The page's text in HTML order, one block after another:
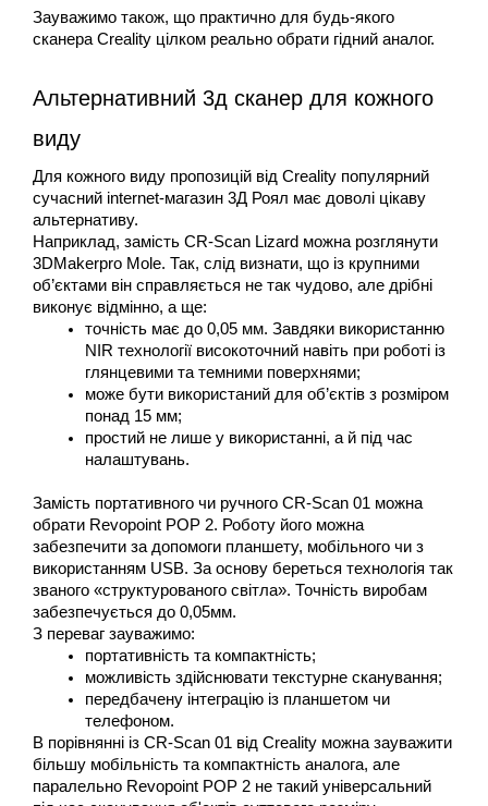
Зауважимо також, що практично для будь-якого
сканера Creality цілком реально обрати гідний аналог.
Альтернативний 3д сканер для кожного
виду
Для кожного виду пропозицій від Creality популярний
сучасний іnternet-магазин 3Д Роял має доволі цікаву
альтернативу.
Наприклад, замість CR-Scan Lizard можна розглянути
3DMakerpro Mole. Так, слід визнати, що із крупними
об’єктами він справляється не так чудово, але дрібні
виконує відмінно, а ще:
точність має до 0,05 мм. Завдяки використанню
NIR технології високоточний навіть при роботі із
глянцевими та темними поверхнями;
може бути використаний для об’єктів з розміром
понад 15 мм;
простий не лише у використанні, а й під час
налаштувань.
Замість портативного чи ручного CR-Scan 01 можна
обрати Revopoint POP 2. Роботу його можна
забезпечити за допомоги планшету, мобільного чи з
використанням USB. За основу береться технологія так
званого «структурованого світла». Точність виробам
забезпечується до 0,05мм.
З переваг зауважимо:
портативність та компактність;
можливість здійснювати текстурне сканування;
передбачену інтеграцію із планшетом чи
телефоном.
В порівнянні із CR-Scan 01 від Creality можна зауважити
більшу мобільність та компактність аналога, але
паралельно Revopoint POP 2 не такий універсальний